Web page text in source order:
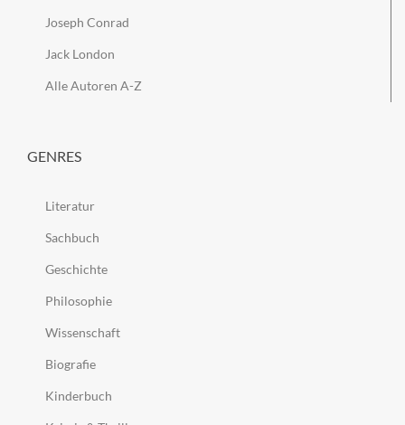
Joseph Conrad
Jack London
Alle Autoren A-Z
GENRES
Literatur
Sachbuch
Geschichte
Philosophie
Wissenschaft
Biografie
Kinderbuch